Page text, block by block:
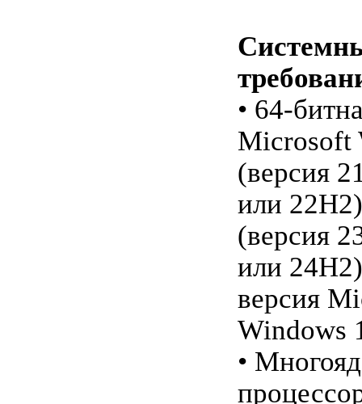
• 64-
Microsoft
(версия
или
(версия
или
версия
Windows
•